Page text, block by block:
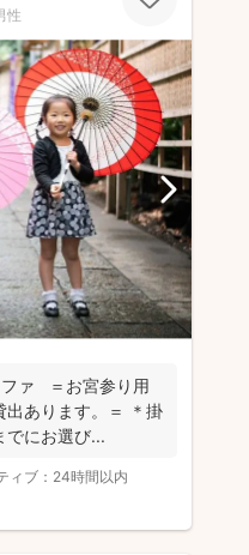
性
ァ ＝お宮参り用
あります。＝ ＊掛
でにお選び...
ィブ： 24時間以内